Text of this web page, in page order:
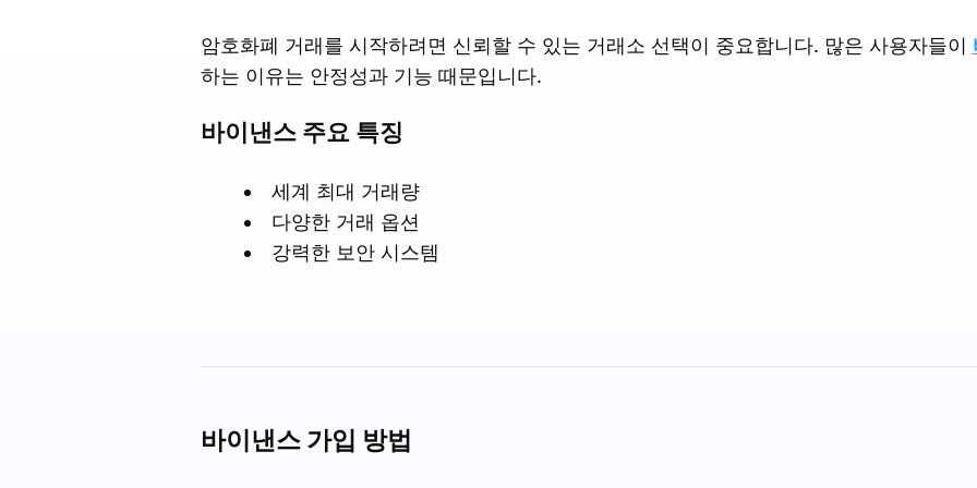
암호화폐 거래를 시작하려면 신뢰할 수 있는 거래소 선택이 중요합니다. 많은 사용자들이
하는 이유는 안정성과 기능 때문입니다.
바이낸스 주요 특징
세계 최대 거래량
다양한 거래 옵션
강력한 보안 시스템
바이낸스 가입 방법